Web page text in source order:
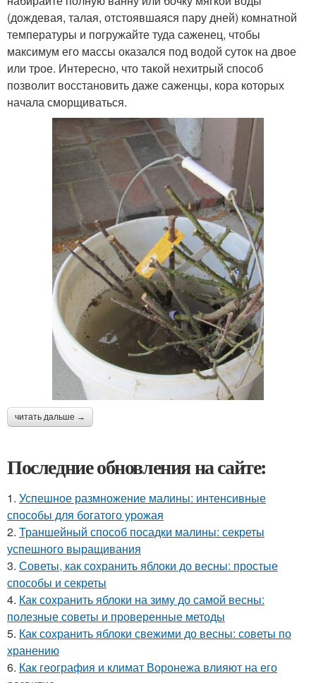
(дождевая, талая, отстоявшаяся пару дней) комнатной
температуры и погружайте туда саженец, чтобы
максимум его массы оказался под водой суток на двое
или трое. Интересно, что такой нехитрый способ
позволит восстановить даже саженцы, кора которых
начала сморщиваться.
читать дальше →
Последние обновления на сайте:
1. Успешное размножение малины: интенсивные
способы для богатого урожая
2. Траншейный способ посадки малины: секреты
успешного выращивания
3. Советы, как сохранить яблоки до весны: простые
способы и секреты
4. Как сохранить яблоки на зиму до самой весны:
полезные советы и проверенные методы
5. Как сохранить яблоки свежими до весны: советы по
хранению
6. Как география и климат Воронежа влияют на его